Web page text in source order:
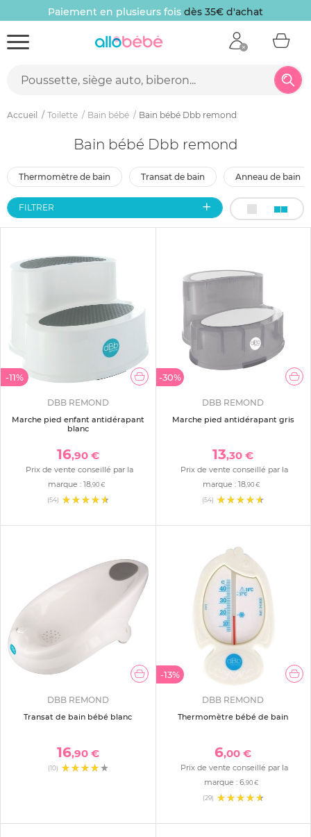
Paiement en plusieurs fois dès 35€ d'achat
Accueil Toilette Bain bébé Bain bébé Dbb remond
Bain bébé Dbb remond
thermomètre de bain transat de bain anneau de bain
FILTRER
-11%
DBB REMOND
Marche pied enfant antidérapant
blanc
16,90 €
Prix de vente conseillé par la
marque : 18,90 €
(54)
-30%
DBB REMOND
Marche pied antidérapant gris
13,30 €
Prix de vente conseillé par la
marque :18,90 €
(54)
DBB REMOND
Transat de bain bébé blanc
16,90 €
(10)
-13%
DBB REMOND
Thermomètre bébé de bain
6,00 €
Prix de vente conseillé par la
marque :6 ,90 €
(29)